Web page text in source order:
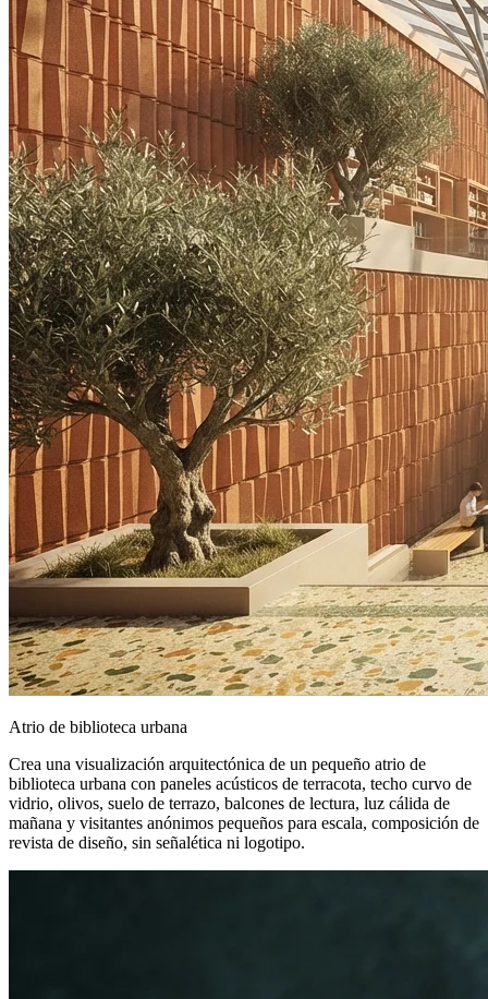
Atrio de biblioteca urbana
Crea una visualización arquitectónica de un pequeño atrio de
biblioteca urbana con paneles acústicos de terracota, techo curvo de
vidrio, olivos, suelo de terrazo, balcones de lectura, luz cálida de
mañana y visitantes anónimos pequeños para escala, composición de
revista de diseño, sin señalética ni logotipo.